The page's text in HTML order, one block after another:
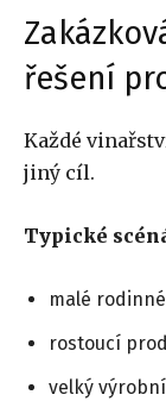
řešení
Každé
jiný cíl.
Typické
malé
rostoucí
velký